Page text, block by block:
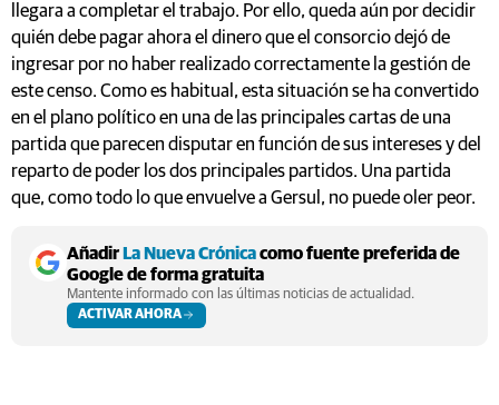
llegara a completar el trabajo. Por ello, queda aún por decidir
quién debe pagar ahora el dinero que el consorcio dejó de
ingresar por no haber realizado correctamente la gestión de
este censo. Como es habitual, esta situación se ha convertido
en el plano político en una de las principales cartas de una
partida que parecen disputar en función de sus intereses y del
reparto de poder los dos principales partidos. Una partida
que, como todo lo que envuelve a Gersul, no puede oler peor.
AñadirLa Nueva Crónicacomo fuente preferida de
Google de forma gratuita
Mantente informado con las últimas noticias de actualidad.
ACTIVAR AHORA